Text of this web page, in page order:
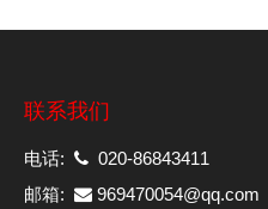
联系我们
电话:
020-86843411
邮箱:
969470054@qq.com